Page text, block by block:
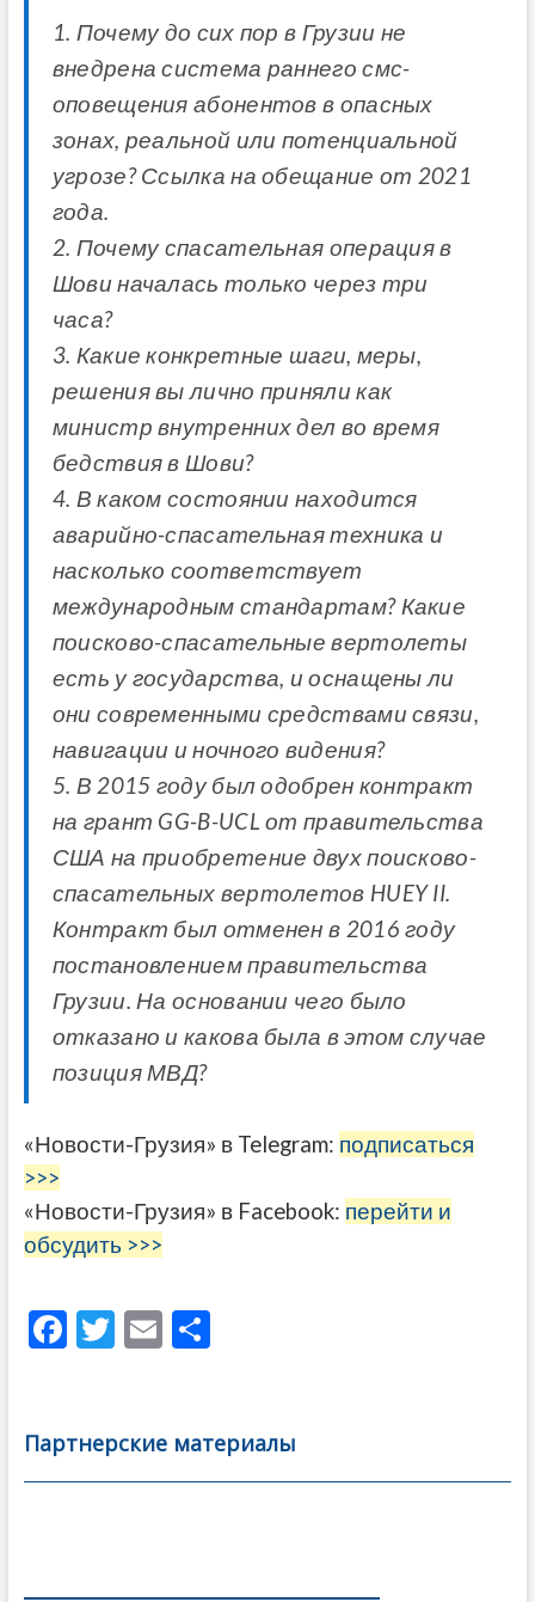
1. Почему до сих пор в Грузии не
внедрена система раннего смс-
оповещения абонентов в опасных
зонах, реальной или потенциальной
угрозе? Ссылка на обещание от 2021
года.
2. Почему спасательная операция в
Шови началась только через три
часа?
3. Какие конкретные шаги, меры,
решения вы лично приняли как
министр внутренних дел во время
бедствия в Шови?
4. В каком состоянии находится
аварийно-спасательная техника и
насколько соответствует
международным стандартам? Какие
поисково-спасательные вертолеты
есть у государства, и оснащены ли
они современными средствами связи,
навигации и ночного видения?
5. В 2015 году был одобрен контракт
на грант GG-B-UCL от правительства
США на приобретение двух поисково-
спасательных вертолетов HUEY II.
Контракт был отменен в 2016 году
постановлением правительства
Грузии. На основании чего было
отказано и какова была в этом случае
позиция МВД?
«Новости-Грузия» в Telegram: подписаться
>>>
«Новости-Грузия» в Facebook: перейти и
обсудить >>>
F
b
o
T
er
E
l
О
а
в
Партнерские материалы